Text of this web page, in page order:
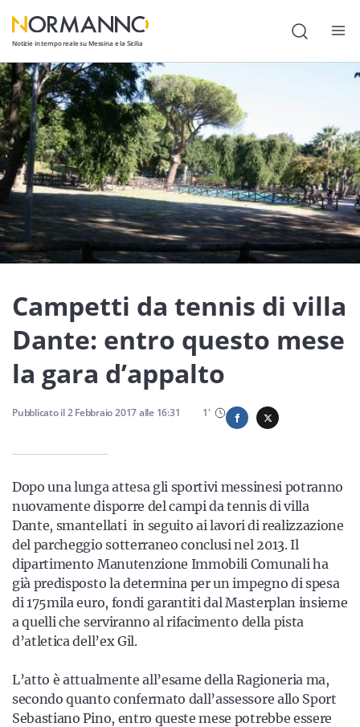
Notizie in tempo reale su Messina e la Sicilia
Attualità
Cronaca
Politica
Cultura
Lavoro
Società
Economia
Sport
Sicilia
Servizi
Resta sempre aggiornato con le ultime news, iscriviti alla
nostra newsletter
Iscriviti
Campetti da tennis di villa
Dante: entro questo mese
la gara d’appalto
Pubblicato il2 Febbraio 2017alle 16:31 1'
Dopo una lunga attesa gli sportivi messinesi potranno
nuovamente disporre del campi da tennis di villa
Dante, smantellati in seguito ai lavori di realizzazione
del parcheggio sotterraneo conclusi nel 2013. Il
dipartimento Manutenzione Immobili Comunali ha
già predisposto la determina per un impegno di spesa
di 175mila euro, fondi garantiti dal Masterplan insieme
a quelli che serviranno al rifacimento della pista
d’atletica dell’ex Gil.
L’atto è attualmente all’esame della Ragioneria ma,
secondo quanto confermato dall’assessore allo Sport
Sebastiano Pino, entro queste mese potrebbe essere